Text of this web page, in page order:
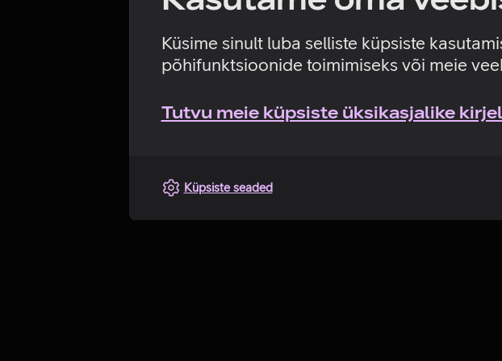
Küsime sinult luba selliste küpsiste
põhifunktsioonide toimimiseks või meie
Tutvu meie küpsiste üksikasjalike
Küpsiste seaded